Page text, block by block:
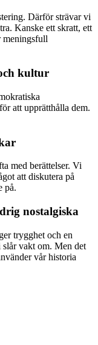
Därför strävar vi
Kanske ett skratt, ett
meningsfull
kultur
att upprätthålla dem.
med berättelser. Vi
att diskutera på
på.
nostalgiska
trygghet och en
vakt om. Men det
vår historia